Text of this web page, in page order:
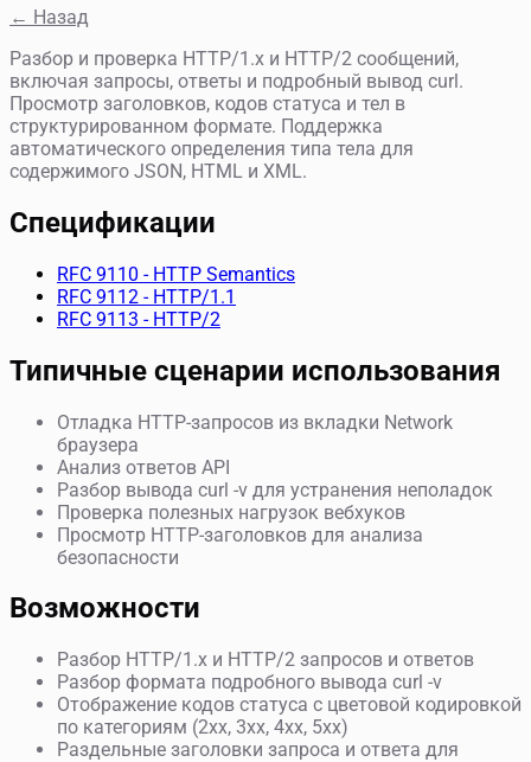
← Назад
Разбор и проверка HTTP/1.x и HTTP/2 сообщений,
включая запросы, ответы и подробный вывод curl.
Просмотр заголовков, кодов статуса и тел в
структурированном формате. Поддержка
автоматического определения типа тела для
содержимого JSON, HTML и XML.
Спецификации
RFC 9110 - HTTP Semantics
RFC 9112 - HTTP/1.1
RFC 9113 - HTTP/2
Типичные сценарии использования
Отладка HTTP-запросов из вкладки Network
браузера
Анализ ответов API
Разбор вывода curl -v для устранения неполадок
Проверка полезных нагрузок вебхуков
Просмотр HTTP-заголовков для анализа
безопасности
Возможности
Разбор HTTP/1.x и HTTP/2 запросов и ответов
Разбор формата подробного вывода curl -v
Отображение кодов статуса с цветовой кодировкой
по категориям (2xx, 3xx, 4xx, 5xx)
Раздельные заголовки запроса и ответа для